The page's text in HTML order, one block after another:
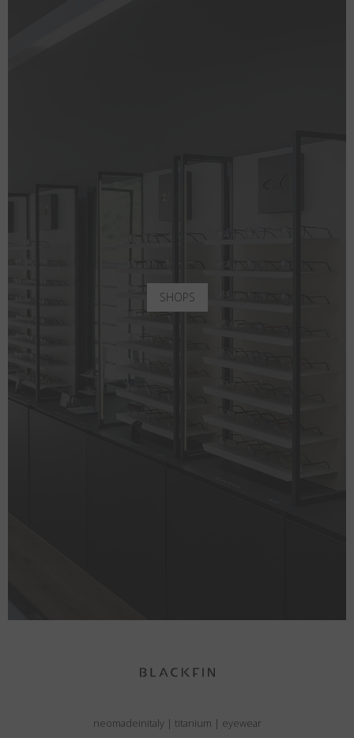
SHOPS
neomadeinitaly | titanium | eyewear